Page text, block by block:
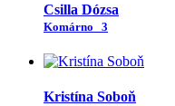
Csilla Dózsa
Komárno 3
Kristína Soboň